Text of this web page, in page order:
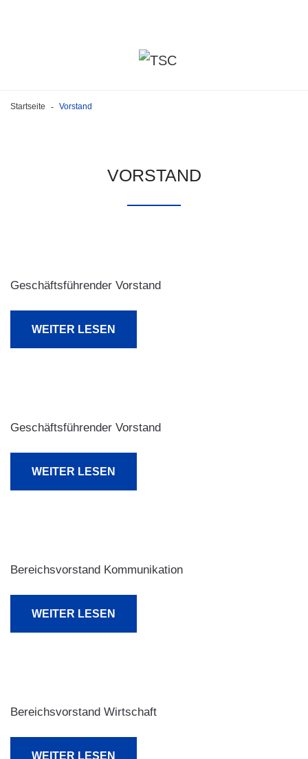
Startseite - Vorstand
VORSTAND
Geschäftsführender Vorstand
WEITER LESEN
Geschäftsführender Vorstand
WEITER LESEN
Bereichsvorstand Kommunikation
WEITER LESEN
Bereichsvorstand Wirtschaft
WEITER LESEN